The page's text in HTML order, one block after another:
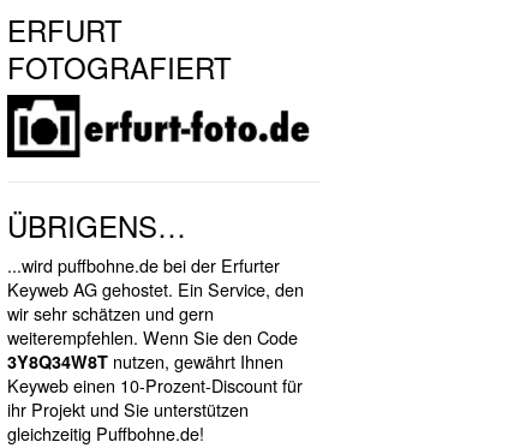
ERFURT
FOTOGRAFIERT
ÜBRIGENS…
...wird puffbohne.de bei der Erfurter
Keyweb AG gehostet. Ein Service, den
wir sehr schätzen und gern
weiterempfehlen. Wenn Sie den Code
3Y8Q34W8T nutzen, gewährt Ihnen
Keyweb einen 10-Prozent-Discount für
ihr Projekt und Sie unterstützen
gleichzeitig Puffbohne.de!